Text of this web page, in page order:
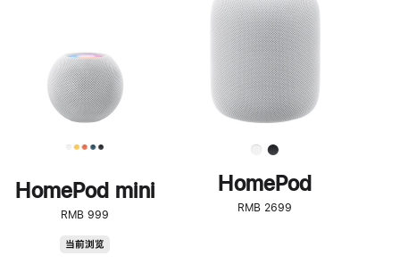
HomePod mini
RMB 999
当前浏览
了
解
HomePod<
HomePod
RMB 2699